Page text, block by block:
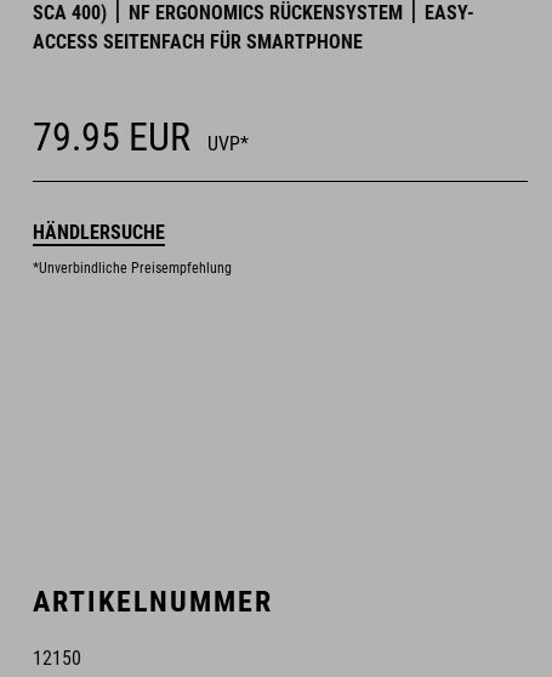
SCA 400)
NF ERGONOMICS RÜCKENSYSTEM
EASY-
ACCESS SEITENFACH FÜR SMARTPHONE
79.95 EUR UVP*
HÄNDLERSUCHE
*Unverbindliche Preisempfehlung
ARTIKELNUMMER
12150